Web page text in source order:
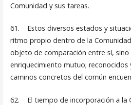
Co­munidad y sus tareas.
61. Estos diversos estados y
ritmo propio dentro de la
objeto de comparación entre sí, sino
enriquecimiento mu­tuo;
caminos concretos del común
62. El tiempo de incorporación a la